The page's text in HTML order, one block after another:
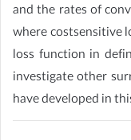
and the rates of
where costsensitive
loss function in
investigate other
have developed in